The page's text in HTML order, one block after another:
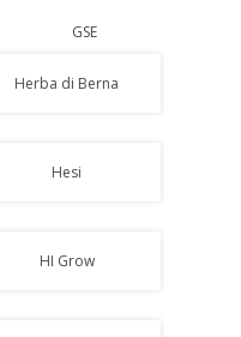
GSE
Herba di Berna
Hesi
HI Grow